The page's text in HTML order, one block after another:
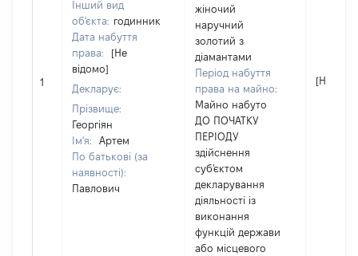
1
Інший вид
об'єкта: годинник
Дата набуття
права:
[Не
відомо]
Декларує:
Прізвище:
Георгіян
Ім'я:
Артем
По батькові (за
наявності):
Павлович
жіночий
наручний
золотий з
діамантами
Період набуття
права на майно:
Майно набуто
ДО ПОЧАТКУ
ПЕРІОДУ
здійснення
суб'єктом
декларування
діяльності із
виконання
функцій держави
або місцевого
[Не